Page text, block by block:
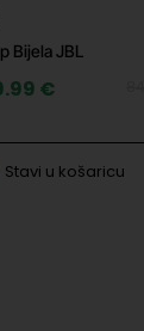
Bijela JBL
€
Stavi u košaricu